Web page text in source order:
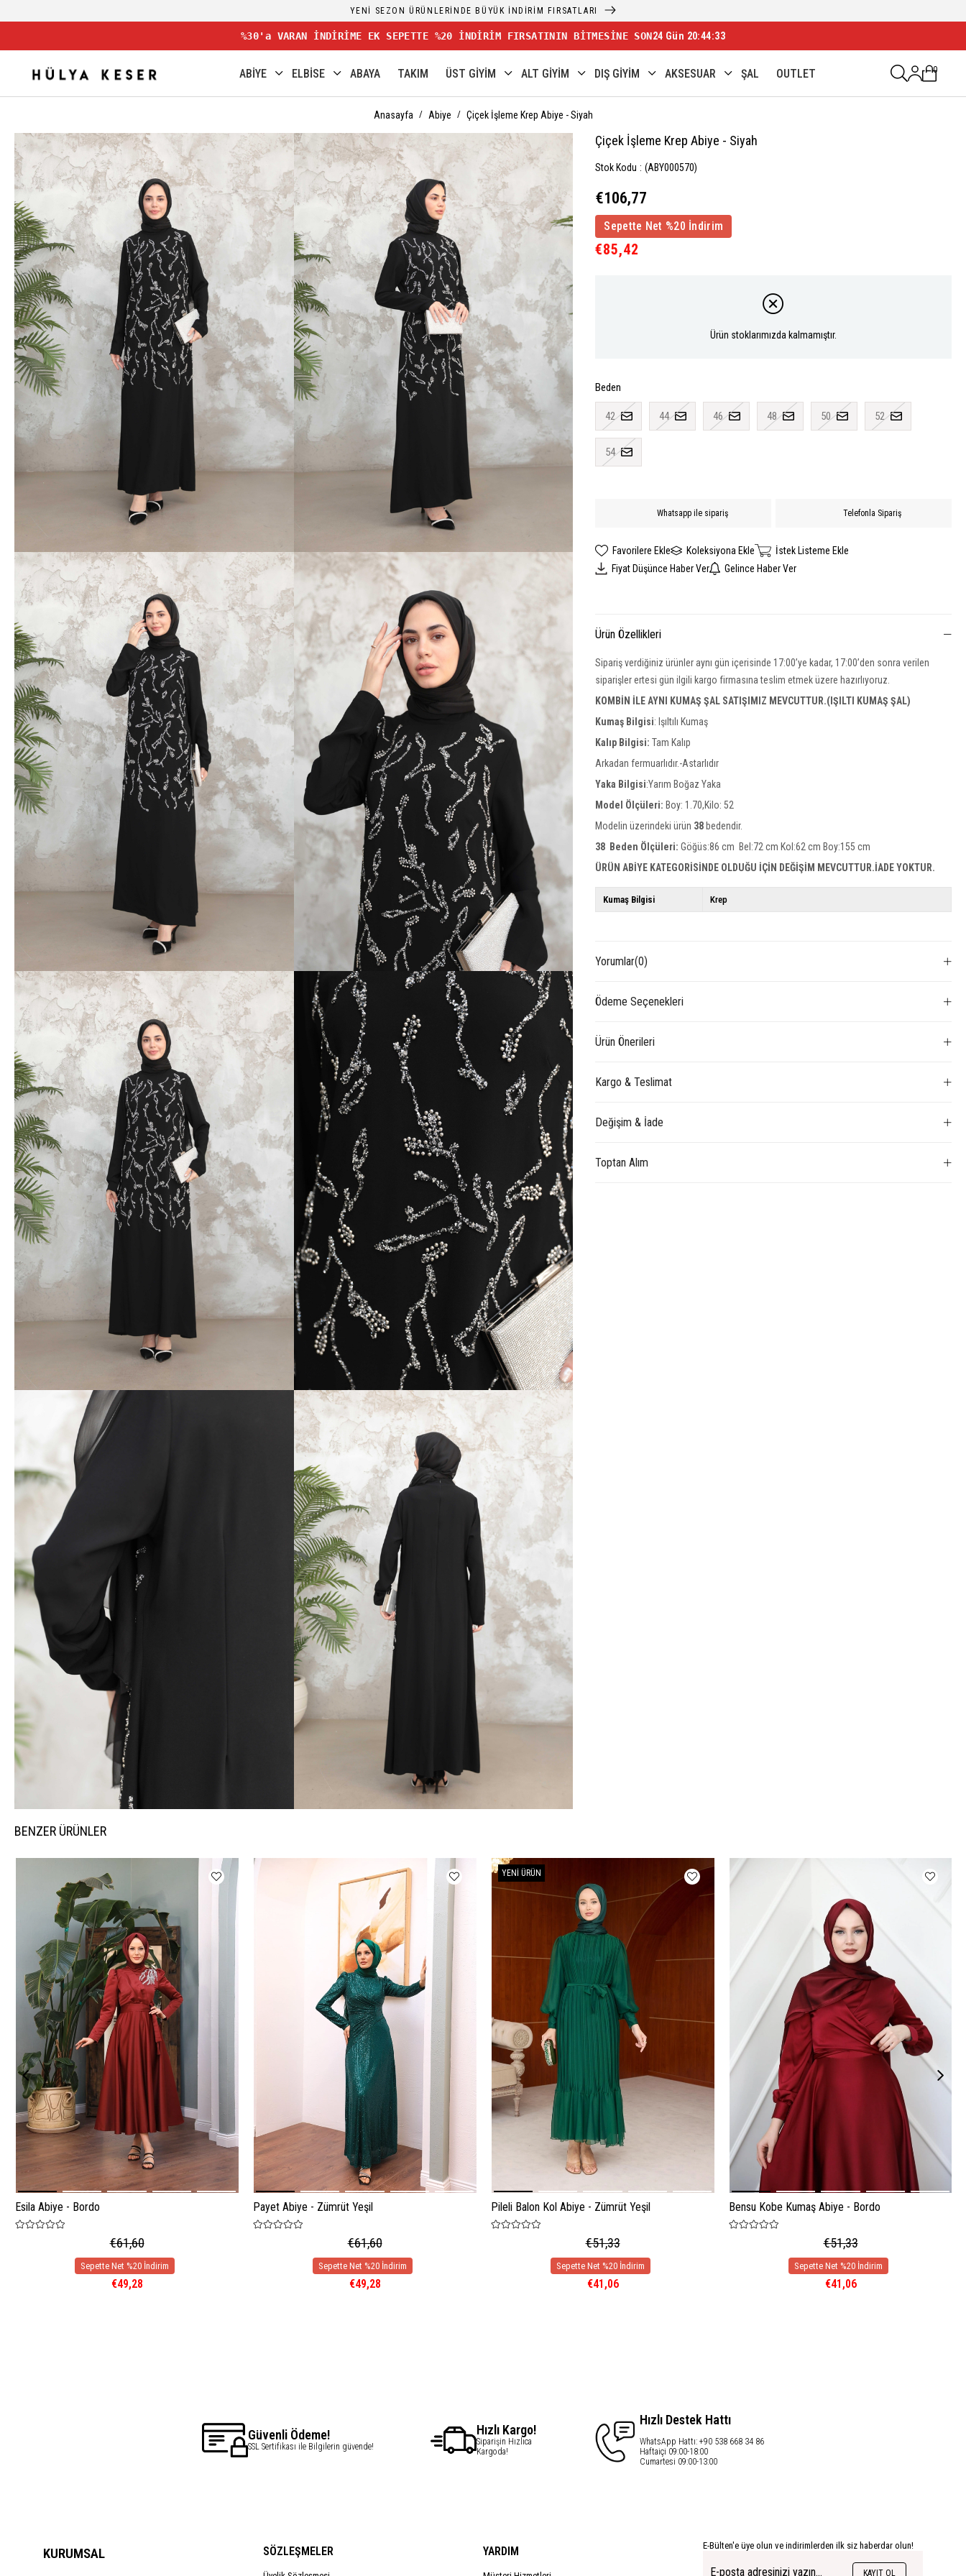
YENİ SEZON ÜRÜNLERİNDE BÜYÜK İNDİRİM FIRSATLARI
%30'a VARAN İNDİRİME EK SEPETTE %20 İNDİRİM FIRSATININ BİTMESİNE SON24 Gün 20:44:31
ABİYE ELBİSE ABAYA TAKIM ÜST GİYİM ALT GİYİM DIŞ GİYİM AKSESUAR ŞAL OUTLET 0
Anasayfa Abiye Çiçek İşleme Krep Abiye - Siyah
Çiçek İşleme Krep Abiye - Siyah
Stok Kodu (ABY000570)
€106,77
Sepette Net %20 İndirim
€85,42
Ürün stoklarımızda kalmamıştır.
Beden
42 44 46 48 50 52
54
Whatsapp ile sipariş Telefonla Sipariş
Favorilere Ekle Koleksiyona Ekle
İstek Listeme Ekle
Fiyat Düşünce Haber Ver
Gelince Haber Ver
Ürün Özellikleri
Sipariş verdiğiniz ürünler aynı gün içerisinde 17:00’ye kadar, 17:00’den sonra verilen
siparişler ertesi gün ilgili kargo firmasına teslim etmek üzere hazırlıyoruz.
KOMBİN İLE AYNI KUMAŞ ŞAL SATIŞIMIZ MEVCUTTUR.(IŞILTI KUMAŞ ŞAL)
Kumaş Bilgisi: Işıltılı Kumaş
Kalıp Bilgisi:Tam Kalıp
Arkadan fermuarlıdır.-Astarlıdır
Yaka Bilgisi:Yarım Boğaz Yaka
Model Ölçüleri: Boy: 1.70,Kilo: 52
Modelin üzerindeki ürün 38bedendir.
38 Beden Ölçüleri:Göğüs:86 cm Bel:72 cm Kol:62 cm Boy:155 cm
ÜRÜN ABİYE KATEGORİSİNDE OLDUĞU İÇİN DEĞİŞİM MEVCUTTUR.İADE YOKTUR.
Kumaş Bilgisi Krep
Yorumlar(0)
Ödeme Seçenekleri
Ürün Önerileri
Kargo & Teslimat
Değişim & İade
Toptan Alım
BENZER ÜRÜNLER
Esila Abiye - Bordo
€61,60
€49,28
Payet Abiye - Zümrüt Yeşil
€61,60
€49,28
Pileli Balon Kol Abiye - Zümrüt Yeşil
€51,33
€41,06
YENI ÜRÜN
Bensu Kobe Kumaş Abiye - Bordo
€51,33
€41,06
Güvenli Ödeme!
SSL Sertifikası ile Bilgilerin güvende!
Hızlı Kargo!
Siparişin Hızlıca
Kargoda!
Hızlı Destek Hattı
WhatsApp Hattı: +90 538 668 34 86
Haftaiçi 09:00-18:00
Cumartesi 09:00-13:00
KURUMSAL SÖZLEŞMELER YARDIM E-Bülten'e üye olun ve indirimlerden ilk siz haberdar olun!
KAYIT OL